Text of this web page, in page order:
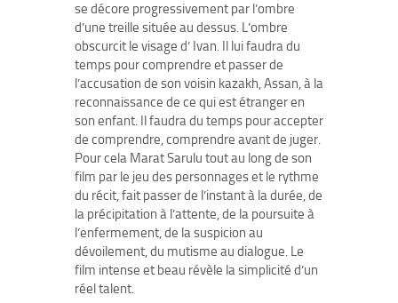
se décore progressivement par l’ombre
d’une treille située au dessus. L’ombre
obscurcit le visage d’ Ivan. Il lui faudra du
temps pour comprendre et passer de
l’accusation de son voisin kazakh, Assan, à la
reconnaissance de ce qui est étranger en
son enfant. Il faudra du temps pour accepter
de comprendre, comprendre avant de juger.
Pour cela Marat Sarulu tout au long de son
film par le jeu des personnages et le rythme
du récit, fait passer de l’instant à la durée, de
la précipitation à l’attente, de la poursuite à
l’enfermement, de la suspicion au
dévoilement, du mutisme au dialogue. Le
film intense et beau révèle la simplicité d’un
réel talent.